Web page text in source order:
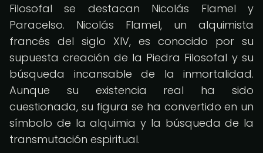
Filosofal se destacan Nicolás Flamel y
Paracelso. Nicolás Flamel, un alquimista
francés del siglo XIV, es conocido por su
supuesta creación de la Piedra Filosofal y su
búsqueda incansable de la inmortalidad.
Aunque su existencia real ha sido
cuestionada, su figura se ha convertido en un
símbolo de la alquimia y la búsqueda de la
transmutación espiritual.